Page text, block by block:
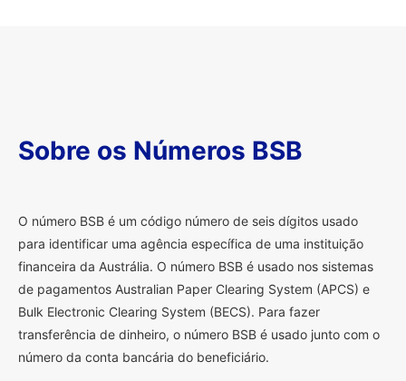
Sobre os Números BSB
O número BSB é um código número de seis dígitos usado
para identificar uma agência específica de uma instituição
financeira da Austrália. O número BSB é usado nos sistemas
de pagamentos Australian Paper Clearing System (APCS) e
Bulk Electronic Clearing System (BECS). Para fazer
transferência de dinheiro, o número BSB é usado junto com o
número da conta bancária do beneficiário.